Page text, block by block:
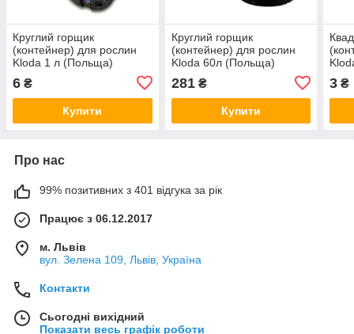
Круглий горщик
(контейнер) для рослин
Kloda 1 л (Польща)
6 ₴
Купити
Круглий горщик
(контейнер) для рослин
Kloda 60л (Польща)
281₴
Купити
3 ₴
Про нас
99% позитивних з 401 відгука за рік
Працює з 06.12.2017
м. Львів
вул. Зелена 109, Львів, Україна
Контакти
Сьогодні вихідний
Показати весь графік роботи